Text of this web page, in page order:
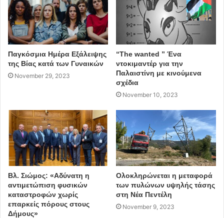
Πλατεία Ελευθερίας, όπου εγκαταστάθηκε σε
συνεργασία με τοπικά καταστήματα και τον Σύλλογο
Εμπόρων και Επαγγελματοβιοτεχνών (ΕΒΕ)
Επίσης, έχει προκαθοριστεί και ηνέα θέση του 6ου
συνοικιακού κομποστοποιητή στο Περιβόλι των
«Αγρόσχολων» στην πρώην Ναυτική Βάση.
της κομποστοποίησης…
Παγκόσμια Ημέρα Εξάλειψης
της Βίας κατά των Γυναικών
November 29, 2023
“The wanted ” Ένα
ντοκιμαντέρ για την
Παλαιστίνη με κινούμενα
σχέδια
November 10, 2023
Βλ. Σιώμος: «Αδύνατη η
αντιμετώπιση φυσικών
καταστροφών χωρίς
επαρκείς πόρους στους
Δήμους»
Ολοκληρώνεται η μεταφορά
των πυλώνων υψηλής τάσης
στη Νέα Πεντέλη
November 9, 2023